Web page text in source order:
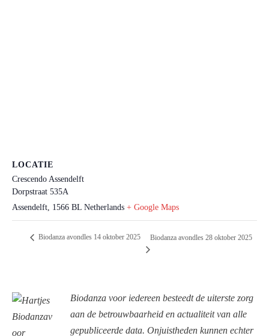
LOCATIE
Crescendo Assendelft
Dorpstraat 535A
Assendelft 1566 BL Netherlands + Google Maps
Biodanza avondles 14 oktober 2025 Biodanza avondles 28 oktober 2025
Biodanza voor iedereen besteedt de uiterste zorg
aan de betrouwbaarheid en actualiteit van alle
gepubliceerde data. Onjuistheden kunnen echter